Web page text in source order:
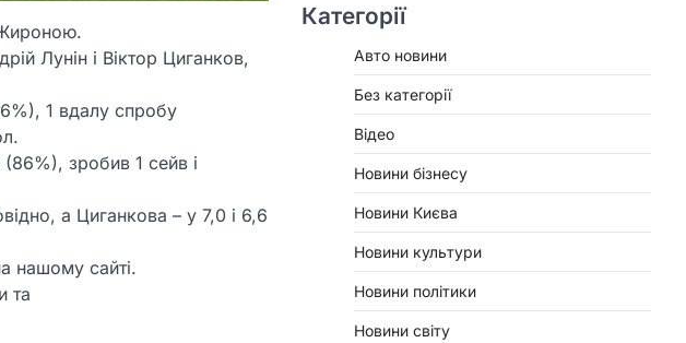
Лунін і Віктор Циганков,
1 вдалу спробу
зробив 1 сейв і
а Циганкова – у 7,0 і 6,6
нашому сайті.
та
Категорії
Авто новини
Без категорії
Відео
Новини бізнесу
Новини Києва
Новини культури
Новини політики
Новини світу